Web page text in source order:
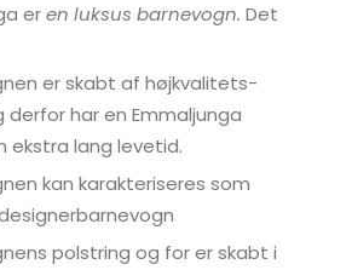
eren luksus barnevogn. Det
er skabt af højkvalitets-
har en Emmaljunga
ekstra lang levetid.
kan karakteriseres som
polstring og for er skabt i